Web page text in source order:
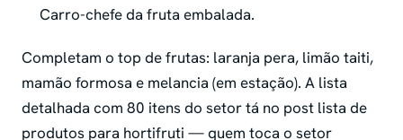
Carro-chefe da fruta embalada.
Completam o top de frutas: laranja pera, limão taiti,
mamão formosa e melancia (em estação). A lista
detalhada com 80 itens do setor tá no post lista de
produtos para hortifruti — quem toca o setor